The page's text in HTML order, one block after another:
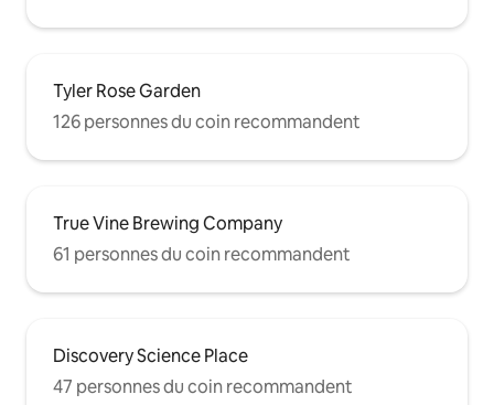
Tyler Rose Garden
126 personnes du coin recommandent
True Vine Brewing Company
61 personnes du coin recommandent
Discovery Science Place
47 personnes du coin recommandent